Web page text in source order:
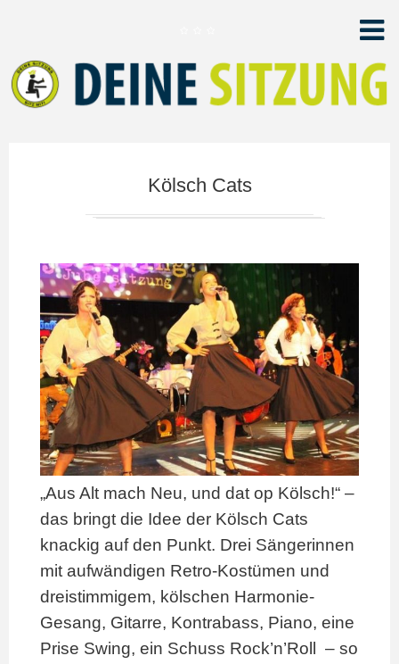
Kölsch Cats
„Aus Alt mach Neu, und dat op Kölsch!“ –
das bringt die Idee der Kölsch Cats
knackig auf den Punkt. Drei Sängerinnen
mit aufwändigen Retro-Kostümen und
dreistimmigem, kölschen Harmonie-
Gesang, Gitarre, Kontrabass, Piano, eine
Prise Swing, ein Schuss Rock’n’Roll – so